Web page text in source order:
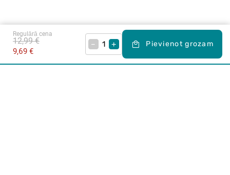
Regulārā cena
9,69 €
12,99 € – + Pievienot grozam